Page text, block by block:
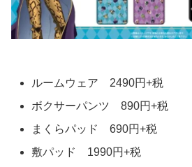
ルームウェア 2490円+税
ボクサーパンツ 890円+税
まくらパッド 690円+税
敷パッド 1990円+税